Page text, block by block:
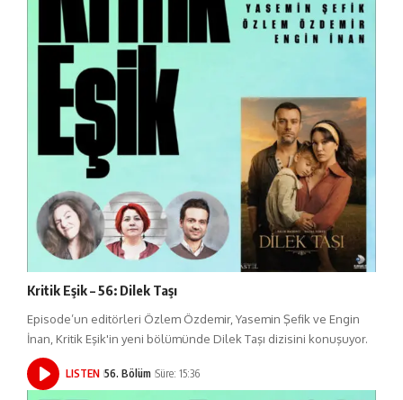
Kritik Eşik – 56: Dilek Taşı
Episode’un editörleri Özlem Özdemir, Yasemin Şefik ve Engin
İnan, Kritik Eşik'in yeni bölümünde Dilek Taşı dizisini konuşuyor.
LISTEN 56. Bölüm Süre: 15:36